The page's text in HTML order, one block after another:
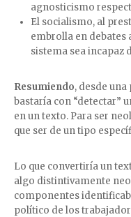
agnosticismo
El socialismo, al
embrolla en debates
sistema sea incapaz
Resumiendo, desde
bastaría con “detectar”
en un texto. Para ser
que ser de un tipo
Lo que convertiría un
algo distintivamente
componentes
político de los